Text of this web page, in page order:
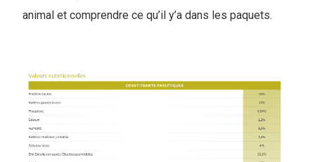
animal et comprendre ce qu’il y’a dans les paquets.